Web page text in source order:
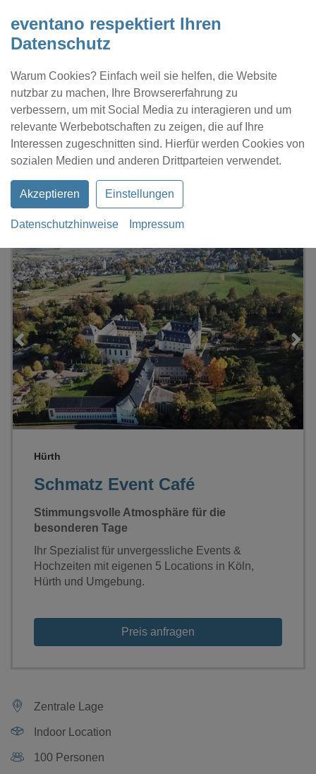
eventano respektiert Ihren
Datenschutz
Warum Cookies? Einfach weil sie helfen, die Website
nutzbar zu machen, Ihre Browsererfahrung zu
verbessern, um mit Social Media zu interagieren und um
relevante Werbebotschaften zu zeigen, die auf Ihre
Interessen zugeschnitten sind. Hierfür werden Cookies von
sozialen Medien und anderen Drittparteien verwendet.
Akzeptieren Einstellungen
Datenschutzhinweise Impressum
Kontakt Location eintragen Profil
Schmatz Event Café
Loading...
Schmatz Event Café
Hürth
Stimmungsvolle Atmosphäre für die
besonderen Tage
Ihr Spezialist für unvergessliche Events &
Hochzeiten mit eigenen 5 Locations in Köln,
Hürth und Umgebung.
Preis anfragen
Zentrale Lage
Indoor Location
100 Personen